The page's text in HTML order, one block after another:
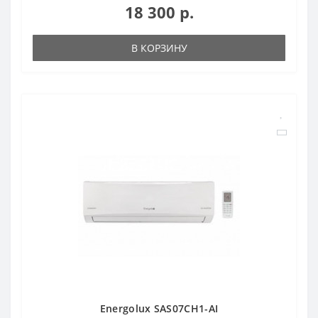
18 300 р.
В КОРЗИНУ
Energolux SAS07CH1-AI